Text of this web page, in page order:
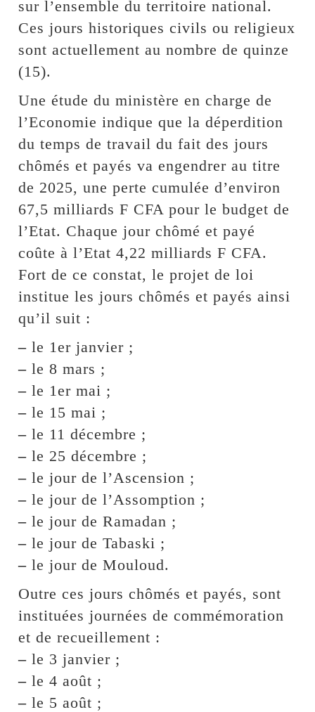
sur l’ensemble du territoire national.
Ces jours historiques civils ou religieux
sont actuellement au nombre de quinze
(15).
Une étude du ministère en charge de
l’Economie indique que la déperdition
du temps de travail du fait des jours
chômés et payés va engendrer au titre
de 2025, une perte cumulée d’environ
67,5 milliards F CFA pour le budget de
l’Etat. Chaque jour chômé et payé
coûte à l’Etat 4,22 milliards F CFA.
Fort de ce constat, le projet de loi
institue les jours chômés et payés ainsi
qu’il suit :
– le 1er janvier ;
– le 8 mars ;
– le 1er mai ;
– le 15 mai ;
– le 11 décembre ;
– le 25 décembre ;
– le jour de l’Ascension ;
– le jour de l’Assomption ;
– le jour de Ramadan ;
– le jour de Tabaski ;
– le jour de Mouloud.
Outre ces jours chômés et payés, sont
instituées journées de commémoration
et de recueillement :
– le 3 janvier ;
– le 4 août ;
– le 5 août ;